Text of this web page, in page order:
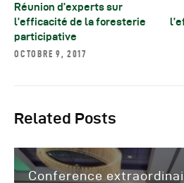
Réunion d’experts sur
l’efficacité de la foresterie
participative
OCTOBRE 9, 2017
Related Posts
Conference